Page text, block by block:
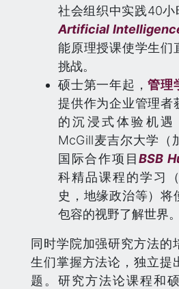
社会组织中实践40小
Artificial
能原理授课使学生们
挑战。
硕士第一年起，管理
提供作为企业管理者
的沉浸式体验机遇
McGill麦吉尔大学（
国际合作项目BSB
科精品课程的学习
史，地缘政治等）将
包容的视野了解世界。
同时学院加强研究方法的
生们掌握方法论，独立提
题。研究方法论课程和